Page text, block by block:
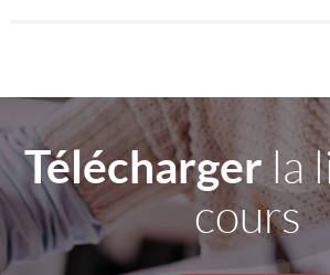
Téléchargerla
cours